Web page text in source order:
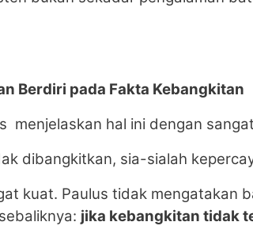
Berdiri pada Fakta Kebangkitan
menjelaskan hal ini dengan
dibangkitkan, sia-sialah
kuat. Paulus tidak mengatakan
jika kebangkitan tidak